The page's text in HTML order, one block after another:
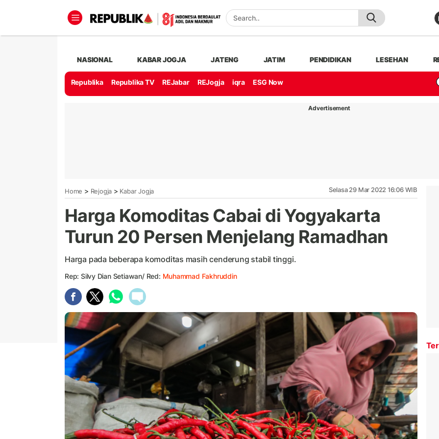
NASIONAL KABAR JOGJA JATENG JATIM PENDIDIKAN LESEHAN
Republika Republika TV REJabar REJogja iqra ESG Now
Advertisement
Home > Rejogja > Kabar Jogja Selasa 29 Mar 2022 16:06 WIB
Harga Komoditas Cabai di Yogyakarta
Turun 20 Persen Menjelang Ramadhan
Harga pada beberapa komoditas masih cenderung stabil tinggi.
Rep: Silvy Dian Setiawan/ Red: Muhammad Fakhruddin